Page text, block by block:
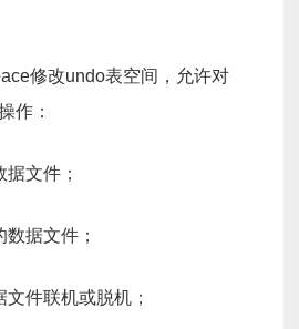
修改undo表空间，允许对
作：
文件；
据文件；
件联机或脱机；